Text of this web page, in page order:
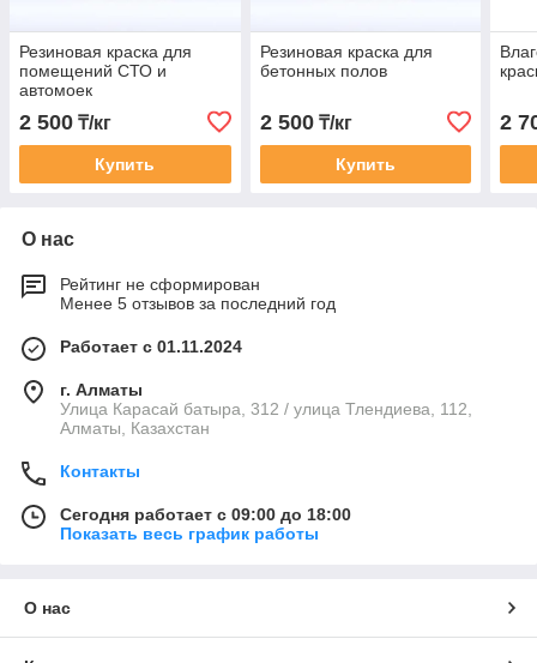
Резиновая краска для
помещений СТО и
автомоек
2 500 ₸/кг
Купить
Резиновая краска для
бетонных полов
2 500₸/кг
Купить
2
О нас
Рейтинг не сформирован
Менее 5 отзывов за последний год
Работает с 01.11.2024
г. Алматы
Улица Карасай батыра, 312 / улица Тлендиева, 112,
Алматы, Казахстан
Контакты
Сегодня работает с 09:00 до 18:00
Показать весь график работы
О нас